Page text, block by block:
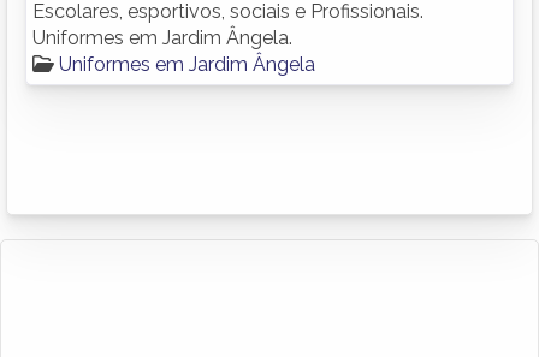
Escolares, esportivos, sociais e Profissionais.
Uniformes em Jardim Ângela.
Uniformes em Jardim Ângela